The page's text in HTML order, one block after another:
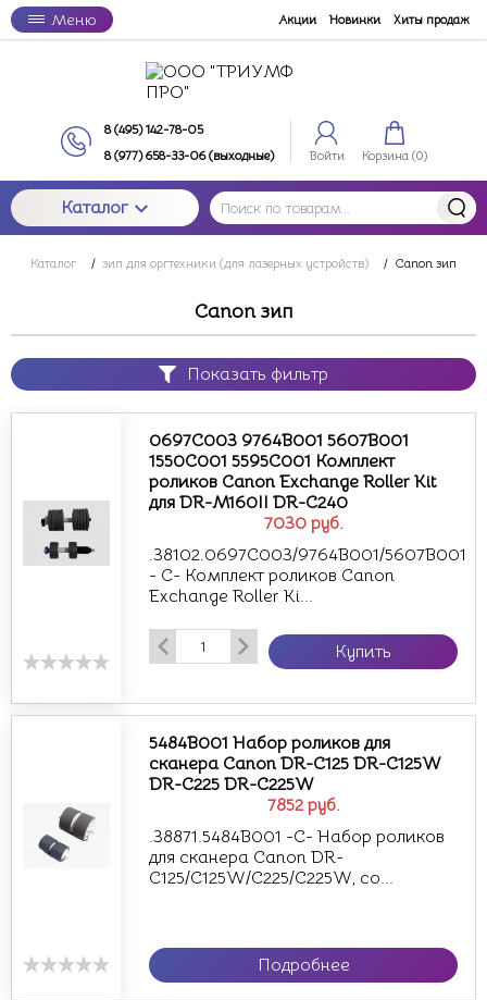
Меню Акции Новинки Хиты продаж
8 (495) 142-78-05
8 (977) 658-33-06 (выходные)
Войти Корзина (0)
Каталог
Каталог / зип для оргтехники (для лазерных устройств) / Canon зип
Canon зип
Показать фильтр
7030 руб.
0697C003 9764B001 5607B001
1550C001 5595C001 Комплект
роликов Canon Exchange Roller Kit
для DR-M160II DR-C240
.38102.0697C003/9764B001/5607B001
- С- Комплект роликов Canon
Exchange Roller Ki...
Купить
7852 руб.
5484B001 Набор роликов для
сканера Canon DR-C125 DR-C125W
DR-C225 DR-C225W
.38871.5484B001 -С- Набор роликов
для сканера Canon DR-
C125/C125W/C225/C225W, со...
Подробнее